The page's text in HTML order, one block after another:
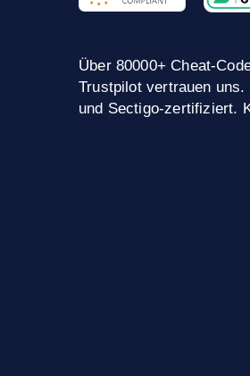
Über 80000+ Cheat-
Trustpilot vertrauen
und Sectigo-zertifiziert.